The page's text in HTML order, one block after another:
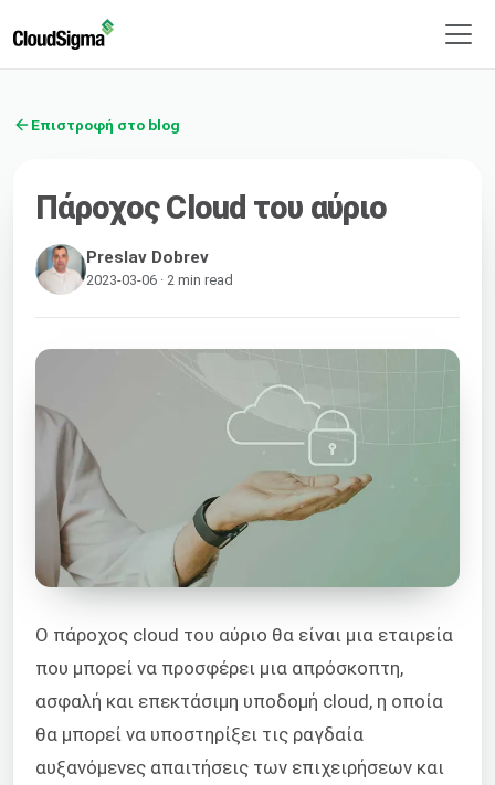
Επιστροφή στο blog
Πάροχος Cloud του αύριο
Preslav Dobrev
2023-03-06 · 2 min read
Ο πάροχος cloud του αύριο θα είναι μια εταιρεία
που μπορεί να προσφέρει μια απρόσκοπτη,
ασφαλή και επεκτάσιμη υποδομή cloud, η οποία
θα μπορεί να υποστηρίξει τις ραγδαία
αυξανόμενες απαιτήσεις των επιχειρήσεων και